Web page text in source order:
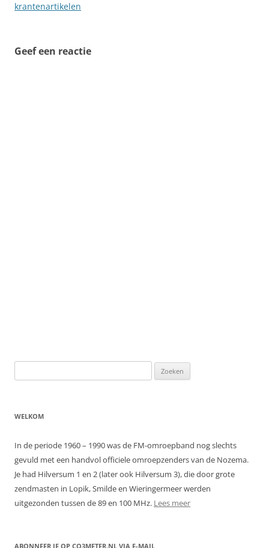
krantenartikelen
Geef een reactie
naar:
WELKOM
In de periode 1960 – 1990 was de FM-omroepband nog slechts
gevuld met een handvol officiele omroepzenders van de Nozema.
Je had Hilversum 1 en 2 (later ook Hilversum 3), die door grote
zendmasten in Lopik, Smilde en Wieringermeer werden
uitgezonden tussen de 89 en 100 MHz. Lees meer
ABONNEER JE OP CQ3METER.NL VIA E-MAIL